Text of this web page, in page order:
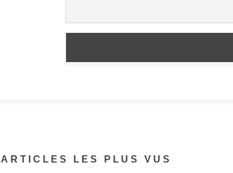
ARTICLES LES PLUS VUS